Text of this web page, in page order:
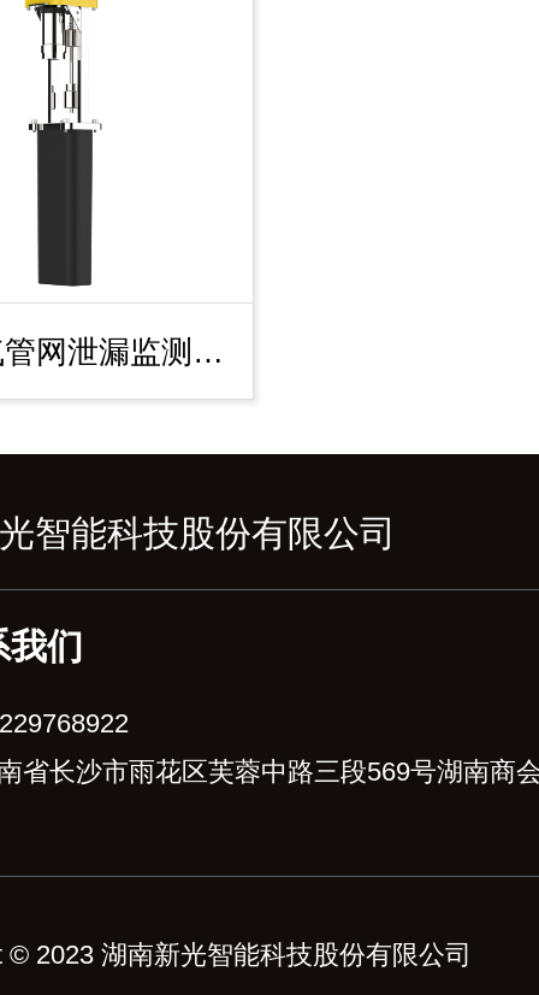
地埋燃气管网泄漏监测终端
智能科技股份有限公司
们
省长沙市雨花区芙蓉中路三段569号湖南商
© 2023 湖南新光智能科技股份有限公司